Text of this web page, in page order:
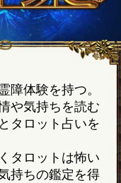
障体験を持つ。
や気持ちを読む
タロット占いを
タロットは怖い
持ちの鑑定を得